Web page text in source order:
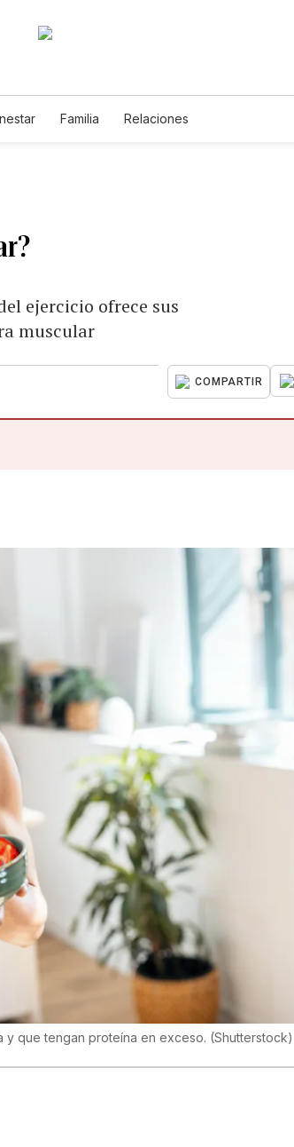
Familia Relaciones
ejercicio ofrece sus
muscular
COMPARTIR
y que tengan proteína en exceso. (Shutterstock)